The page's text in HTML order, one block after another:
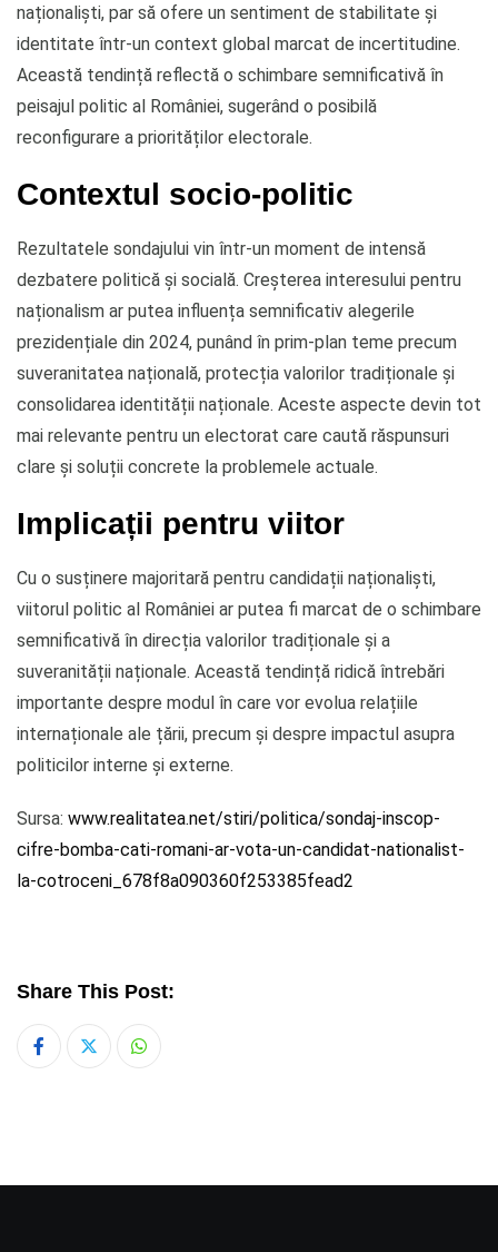
naționaliști, par să ofere un sentiment de stabilitate și
identitate într-un context global marcat de incertitudine.
Această tendință reflectă o schimbare semnificativă în
peisajul politic al României, sugerând o posibilă
reconfigurare a priorităților electorale.
Contextul socio-politic
Rezultatele sondajului vin într-un moment de intensă
dezbatere politică și socială. Creșterea interesului pentru
naționalism ar putea influența semnificativ alegerile
prezidențiale din 2024, punând în prim-plan teme precum
suveranitatea națională, protecția valorilor tradiționale și
consolidarea identității naționale. Aceste aspecte devin tot
mai relevante pentru un electorat care caută răspunsuri
clare și soluții concrete la problemele actuale.
Implicații pentru viitor
Cu o susținere majoritară pentru candidații naționaliști,
viitorul politic al României ar putea fi marcat de o schimbare
semnificativă în direcția valorilor tradiționale și a
suveranității naționale. Această tendință ridică întrebări
importante despre modul în care vor evolua relațiile
internaționale ale țării, precum și despre impactul asupra
politicilor interne și externe.
Sursa: www.realitatea.net/stiri/politica/sondaj-inscop-
cifre-bomba-cati-romani-ar-vota-un-candidat-nationalist-
la-cotroceni_678f8a090360f253385fead2
Share This Post:
Whatsapp